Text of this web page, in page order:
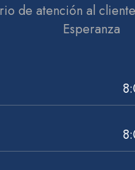
de atención al
Esperanza